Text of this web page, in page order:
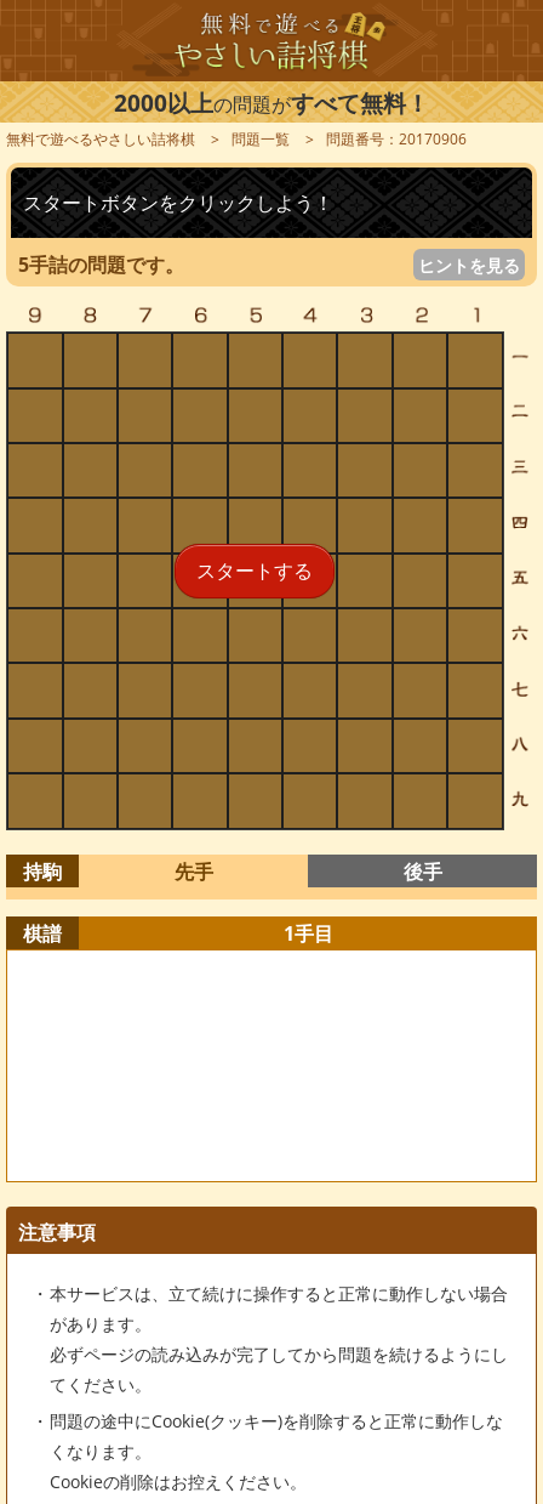
2000以上の問題がすべて無料！
無料で遊べるやさしい詰将棋 問題一覧 問題番号：20170906
スタートボタンをクリックしよう！
5手詰の問題です。 ヒントを見る
スタートする
持駒 先手 後手
棋譜 1手目
注意事項
本サービスは、立て続けに操作すると正常に動作しない場合
があります。
必ずページの読み込みが完了してから問題を続けるようにし
てください。
問題の途中にCookie(クッキー)を削除すると正常に動作しな
くなります。
Cookieの削除はお控えください。